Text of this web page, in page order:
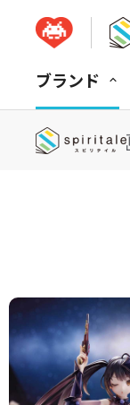
ブランド
並べ替え： 商品コード